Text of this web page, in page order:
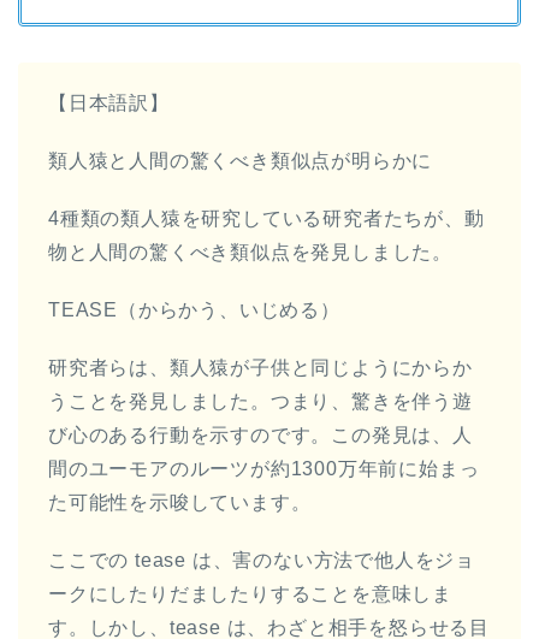
【日本語訳】
類人猿と人間の驚くべき類似点が明らかに
4種類の類人猿を研究している研究者たちが、動
物と人間の驚くべき類似点を発見しました。
TEASE（からかう、いじめる）
研究者らは、類人猿が子供と同じようにからか
うことを発見しました。つまり、驚きを伴う遊
び心のある行動を示すのです。この発見は、人
間のユーモアのルーツが約1300万年前に始まっ
た可能性を示唆しています。
ここでの tease は、害のない方法で他人をジョ
ークにしたりだましたりすることを意味しま
す。しかし、tease は、わざと相手を怒らせる目